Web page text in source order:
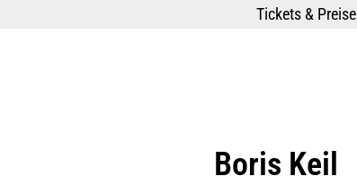
Tickets & Preise
Boris Keil